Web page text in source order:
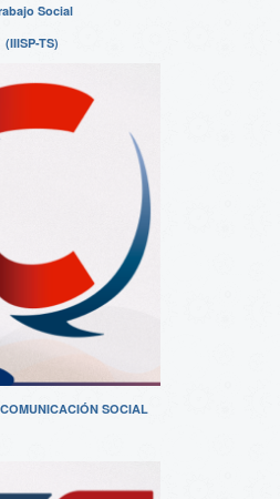
Social
(IIISP-TS)
SOCIAL